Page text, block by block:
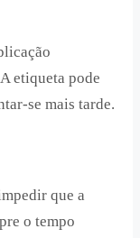
etiqueta pode
se mais tarde.
que a
o tempo